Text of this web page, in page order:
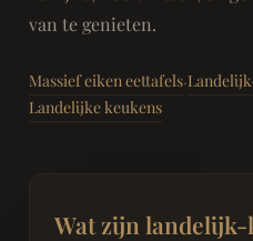
van te genieten.
Massief eiken eettafels·
Landelijke keukens
Wat zijn landelijk-